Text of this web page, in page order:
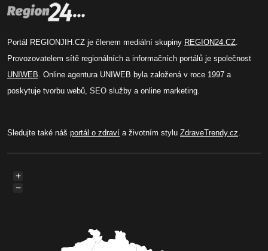
Portál REGIONJIH.CZ je členem mediální skupiny REGION24.CZ.
Provozovatelem sítě regionálních a informačních portálů je společnost
UNIWEB. Online agentura UNIWEB byla založená v roce 1997 a
poskytuje tvorbu webů, SEO služby a online marketing.
Sledujte také náš portál o zdraví a životním stylu ZdraveTrendy.cz.
+
−